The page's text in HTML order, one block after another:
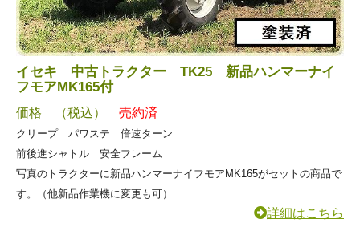
イセキ 中古トラクター TK25 新品ハンマーナイ
フモアMK165付
価格 （税込） 売約済
クリープ パワステ 倍速ターン
前後進シャトル 安全フレーム
写真のトラクターに新品ハンマーナイフモアMK165がセットの商品で
す。（他新品作業機に変更も可）
詳細はこちら